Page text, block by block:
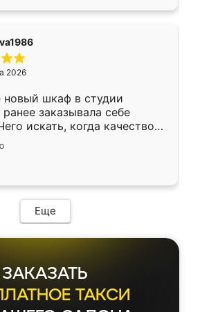
2026
новый шкаф в студии
ранее заказывала себе
искать, когда качеством
Служит кухня уже почти
нет.
Еще
ЗАКАЗАТЬ
ТАКСИ